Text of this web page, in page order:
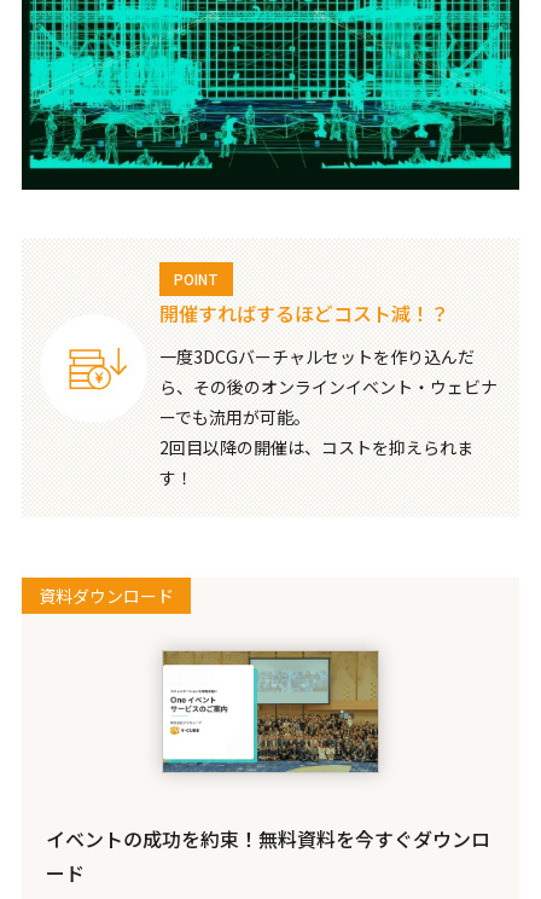
POINT
開催すればするほどコスト減！？
一度3DCGバーチャルセットを作り込んだ
ら、その後のオンラインイベント・ウェビナ
ーでも流用が可能。
2回目以降の開催は、コストを抑えられま
す！
資料ダウンロード
イベントの成功を約束！無料資料を今すぐダウンロ
ード